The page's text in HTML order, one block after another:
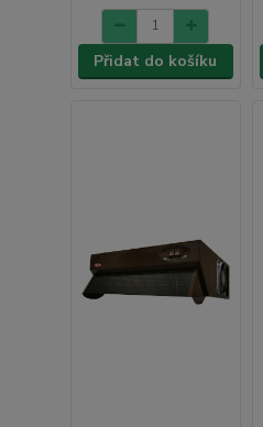
Přidat do košíku